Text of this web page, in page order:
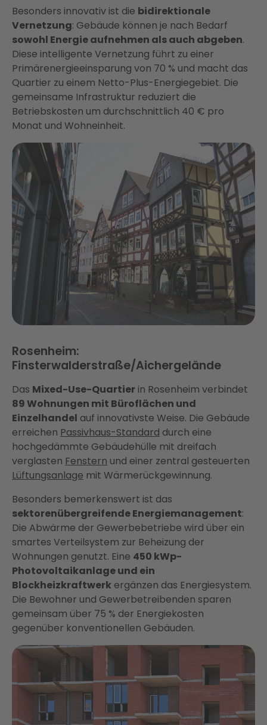
Besonders innovativ ist die bidirektionale
Vernetzung: Gebäude können je nach Bedarf
sowohl Energie aufnehmen als auch abgeben.
Diese intelligente Vernetzung führt zu einer
Primärenergieeinsparung von 70 % und macht das
Quartier zu einem Netto-Plus-Energiegebiet. Die
gemeinsame Infrastruktur reduziert die
Betriebskosten um durchschnittlich 40 € pro
Monat und Wohneinheit.
Rosenheim:
Finsterwalderstraße/Aichergelände
Das Mixed-Use-Quartier in Rosenheim verbindet
89 Wohnungen mit Büroflächen und
Einzelhandel auf innovativste Weise. Die Gebäude
erreichen Passivhaus-Standard durch eine
hochgedämmte Gebäudehülle mit dreifach
verglasten Fenstern und einer zentral gesteuerten
Lüftungsanlage mit Wärmerückgewinnung.
Besonders bemerkenswert ist das
sektorenübergreifende Energiemanagement:
Die Abwärme der Gewerbebetriebe wird über ein
smartes Verteilsystem zur Beheizung der
Wohnungen genutzt. Eine 450 kWp-
Photovoltaikanlage und ein
Blockheizkraftwerk ergänzen das Energiesystem.
Die Bewohner und Gewerbetreibenden sparen
gemeinsam über 75 % der Energiekosten
gegenüber konventionellen Gebäuden.